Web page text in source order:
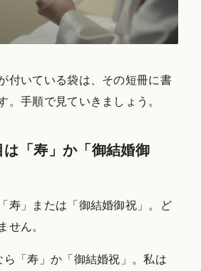
付いている袋は、その短冊に書
。手順で見ていきましょう。
「寿」か「御結婚御
寿」または「御結婚御祝」。ど
せん。
「寿」か「御結婚祝」。私は